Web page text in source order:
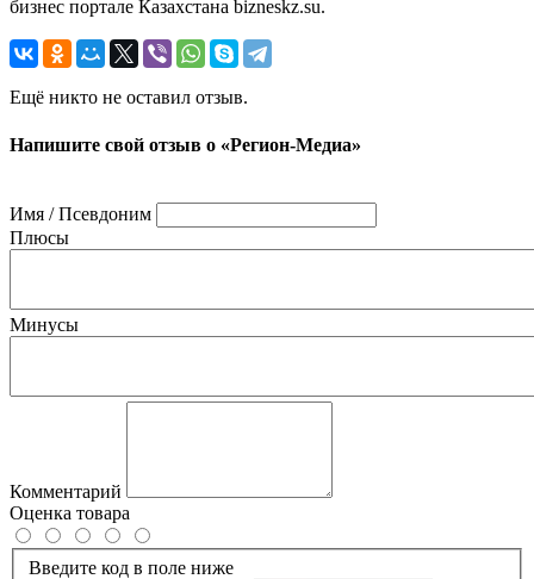
бизнес портале Казахстана bizneskz.su.
Ещё никто не оставил отзыв.
Напишите свой отзыв о «Регион-Медиа»
Имя / Псевдоним
Плюсы
Минусы
Комментарий
Оценка товара
Введите код в поле ниже